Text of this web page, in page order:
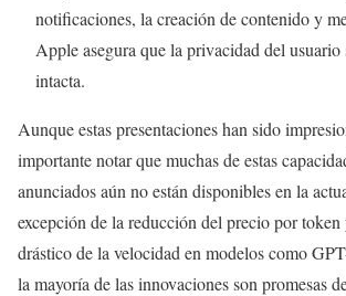
notificaciones, la creación de contenido y
Apple asegura que la privacidad del usuario
intacta.
Aunque estas presentaciones han sido
importante notar que muchas de estas
anunciados aún no están disponibles en la
excepción de la reducción del precio por
drástico de la velocidad en modelos como
la mayoría de las innovaciones son promesas